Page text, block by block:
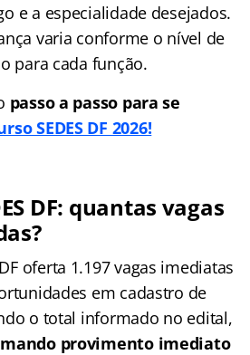
e a especialidade desejados.
varia conforme o nível de
para cada função.
passo a passo para se
SEDES DF 2026!
DF: quantas vagas
oferta 1.197 vagas imediatas
em cadastro de
o total informado no edital,
provimento imediato